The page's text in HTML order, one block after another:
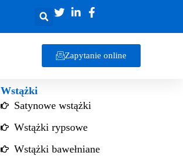
Zapytanie online
Wstążki
Satynowe wstążki
Wstążki rypsowe
Wstążki bawełniane